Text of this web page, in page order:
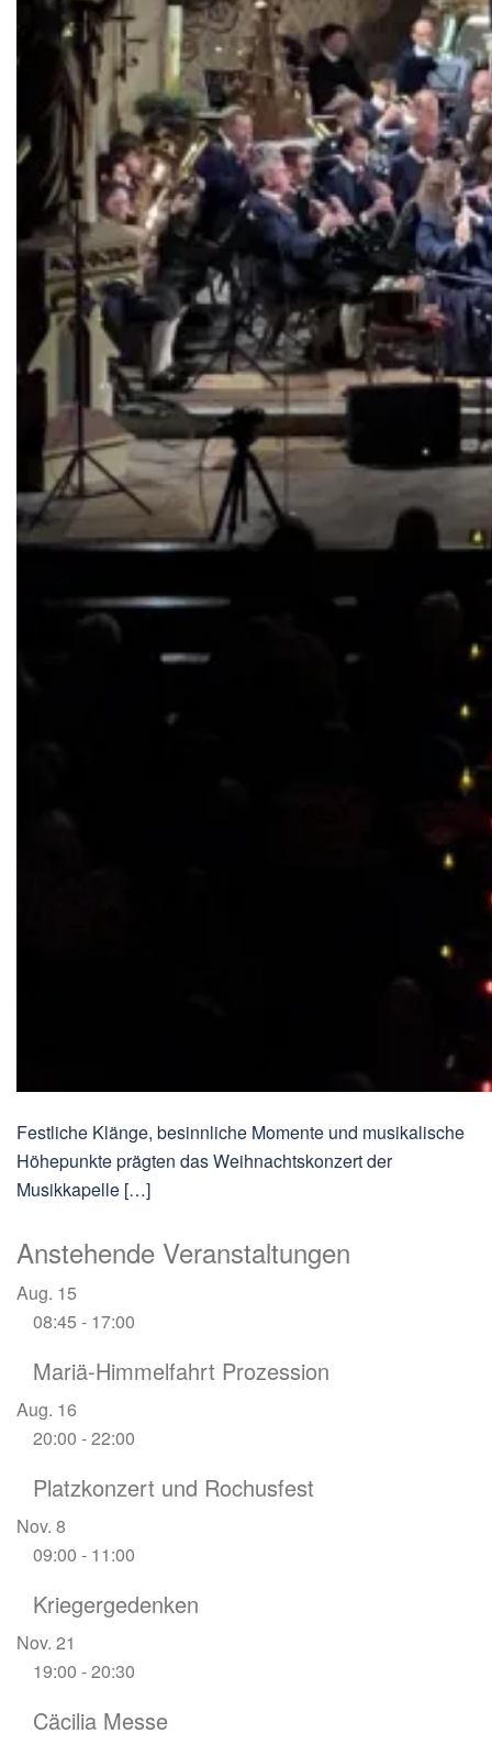
Festliche Klänge, besinnliche Momente und musikalische
Höhepunkte prägten das Weihnachtskonzert der
Musikkapelle […]
Anstehende Veranstaltungen
Aug. 15
08:45 - 17:00
Mariä-Himmelfahrt Prozession
Aug. 16
20:00 -22:00
Platzkonzert und Rochusfest
Nov. 8
09:00 - 11:00
Kriegergedenken
Nov. 21
19:00 -20:30
Cäcilia Messe